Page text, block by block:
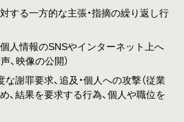
する一方的な主張・指摘の繰り返し行
人情報のSNSやインターネット上へ
、映像の公開）
謝罪要求、追及・個人への攻撃（従業
、結果を要求する行為、個人や職位を